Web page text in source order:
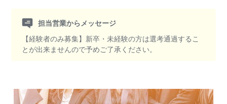
担当営業からメッセージ
【経験者のみ募集】新卒・未経験の方は選考通過するこ
とが出来ませんので予めご了承ください。